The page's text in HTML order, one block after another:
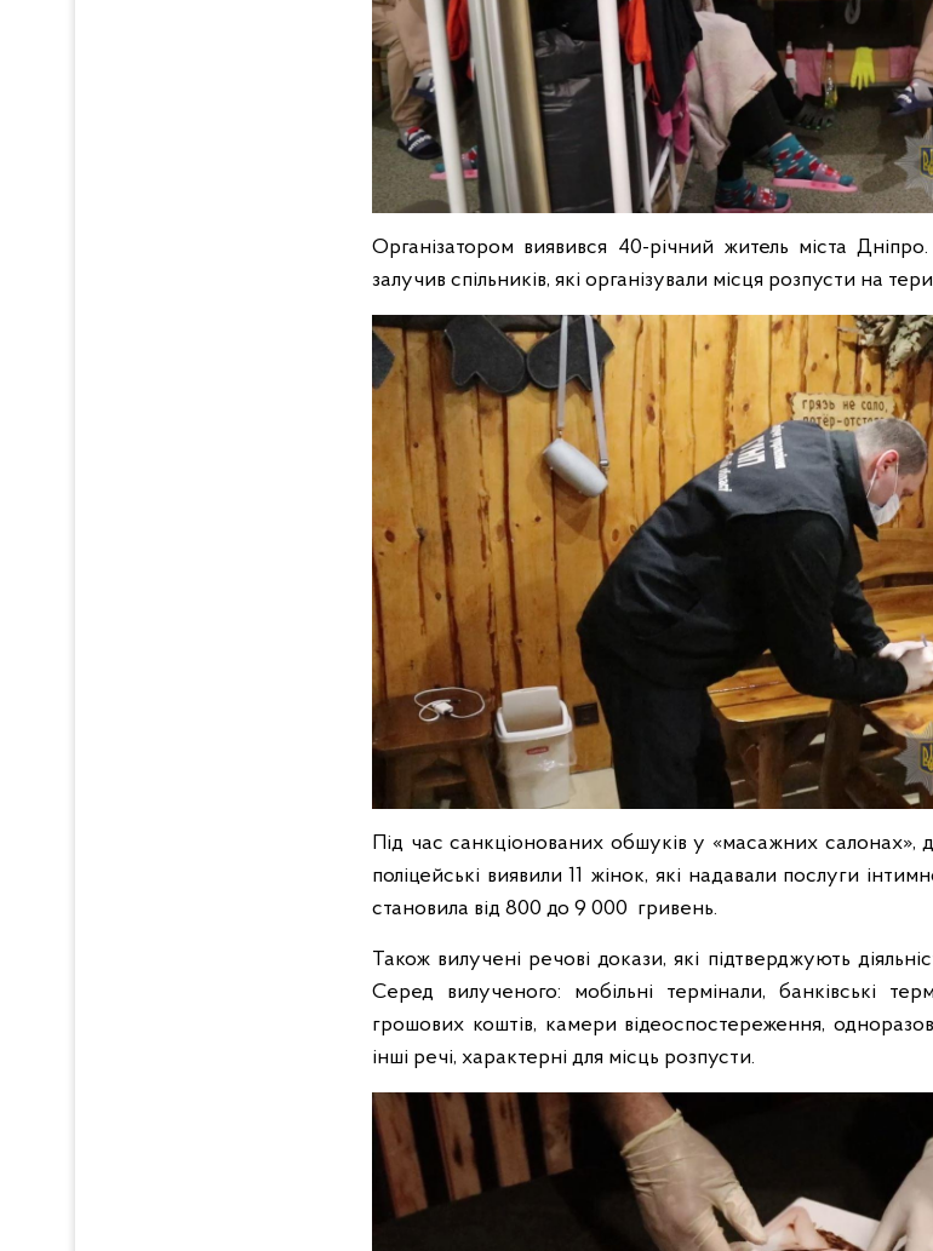
Організатором виявився 40-річний житель міста
залучив спільників, які організували місця розпусти на
Під час санкціонованих обшуків у «масажних салонах»,
поліцейські виявили 11 жінок, які надавали послуги
становила від 800 до 9 000 гривень.
Також вилучені речові докази, які підтверджують
Серед вилученого: мобільні термінали, банківські
грошових коштів, камери відеоспостереження,
інші речі, характерні для місць розпусти.